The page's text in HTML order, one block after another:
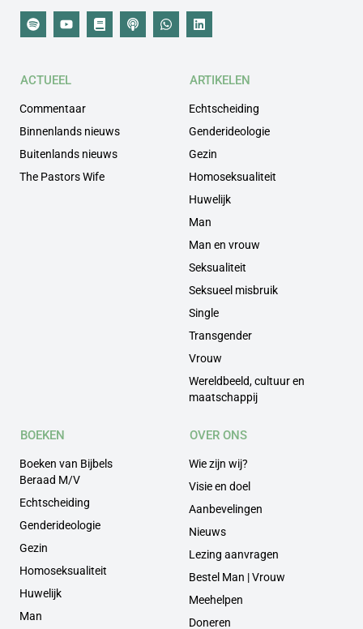
ACTUEEL
Commentaar
Binnenlands nieuws
Buitenlands nieuws
The Pastors Wife
ARTIKELEN
Echtscheiding
Genderideologie
Gezin
Homoseksualiteit
Huwelijk
Man
Man en vrouw
Seksualiteit
Seksueel misbruik
Single
Transgender
Vrouw
Wereldbeeld, cultuur en
maatschappij
BOEKEN
Boeken van Bijbels
Beraad M/V
Echtscheiding
Genderideologie
Gezin
Homoseksualiteit
Huwelijk
Man
OVER ONS
Wie zijn wij?
Visie en doel
Aanbevelingen
Nieuws
Lezing aanvragen
Bestel Man | Vrouw
Meehelpen
Doneren